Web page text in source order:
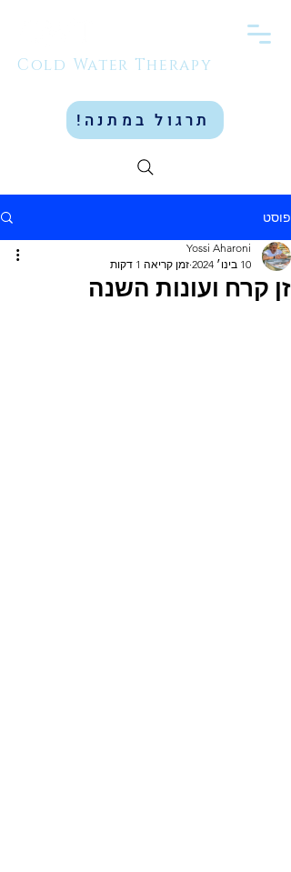
תרגול במתנה!
Cold Water Therapy
פוסט
זן קרח ועונות השנה
Yossi Aharoni
10 בינו׳ 2024
זמן קריאה 1 דקות